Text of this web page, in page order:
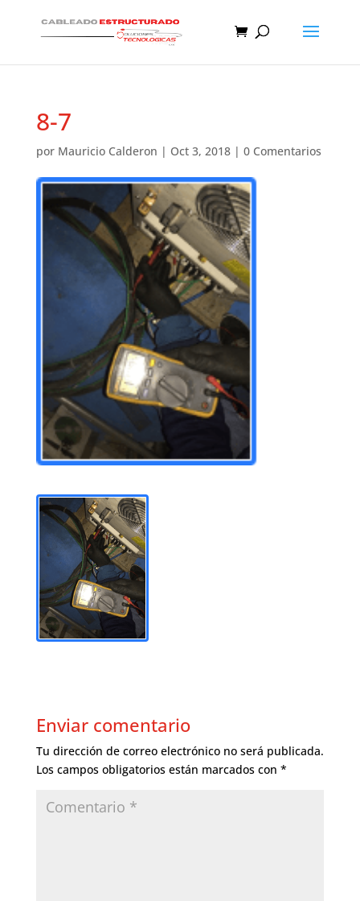
8-7
por Mauricio Calderon | Oct 3, 2018| 0 Comentarios
Enviar comentario
Tu dirección de correo electrónico no será publicada.
Los campos obligatorios están marcados con *